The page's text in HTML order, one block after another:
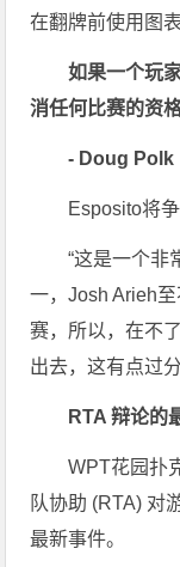
在翻牌前使用图
如果一个玩
消任何比赛的资格
- Doug Polk
Esposito将
“这是一个非
一，Josh Arieh
赛，所以，在不
出去，这有点过
RTA 辩论的
WPT花园扑
队协助 (RTA) 对
最新事件。